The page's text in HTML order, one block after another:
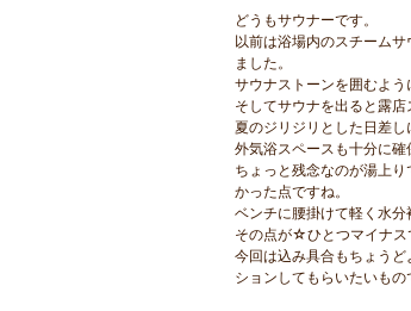
どうもサウナーです。
以前は浴場内のスチーム
ました。
サウナストーンを囲むよう
そしてサウナを出ると露
夏のジリジリとした日差し
外気浴スペースも十分に確
ちょっと残念なのが湯上
かった点ですね。
ベンチに腰掛けて軽く水分
その点が☆ひとつマイナス
今回は込み具合もちょう
ションしてもらいたいもの